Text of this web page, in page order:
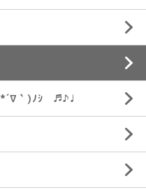
｀)ﾉｼ ♬♪♩